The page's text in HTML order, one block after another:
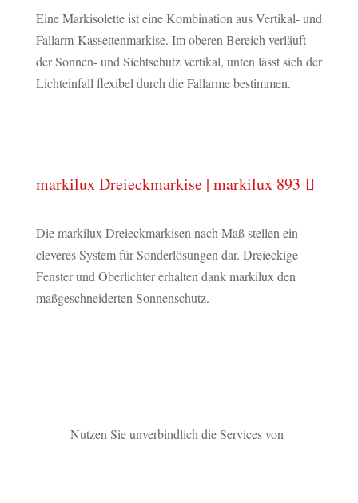
Eine Markisolette ist eine Kombination aus Vertikal- und
Fallarm-Kassettenmarkise. Im oberen Bereich verläuft
der Sonnen- und Sichtschutz vertikal, unten lässt sich der
Lichteinfall flexibel durch die Fallarme bestimmen.
markilux Dreieckmarkise | markilux 893
Die markilux Dreieckmarkisen nach Maß stellen ein
cleveres System für Sonderlösungen dar. Dreieckige
Fenster und Oberlichter erhalten dank markilux den
maßgeschneiderten Sonnenschutz.
Nutzen Sie unverbindlich die Services von